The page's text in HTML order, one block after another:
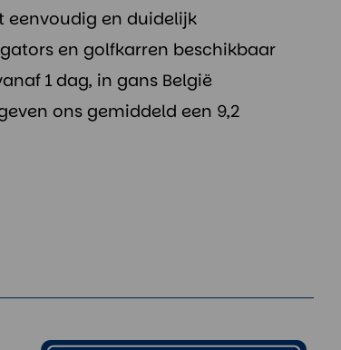
eenvoudig en duidelijk
en golfkarren beschikbaar
1 dag, in gans België
ons gemiddeld een 9,2